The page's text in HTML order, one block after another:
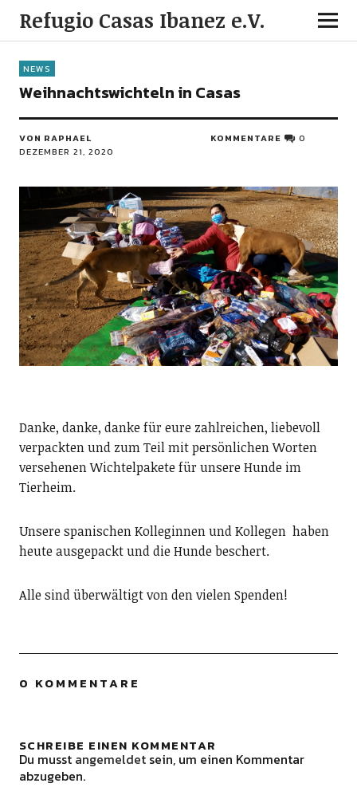
Refugio Casas Ibanez e.V.
NEWS
Weihnachtswichteln in Casas
VON RAPHAEL
DEZEMBER 21, 2020
KOMMENTARE 0
Danke, danke, danke für eure zahlreichen, liebevoll
verpackten und zum Teil mit persönlichen Worten
versehenen Wichtelpakete für unsere Hunde im
Tierheim.
Unsere spanischen Kolleginnen und Kollegen haben
heute ausgepackt und die Hunde beschert.
Alle sind überwältigt von den vielen Spenden!
0 KOMMENTARE
SCHREIBE EINEN KOMMENTAR
Du musst angemeldetsein, um einen Kommentar
abzugeben.